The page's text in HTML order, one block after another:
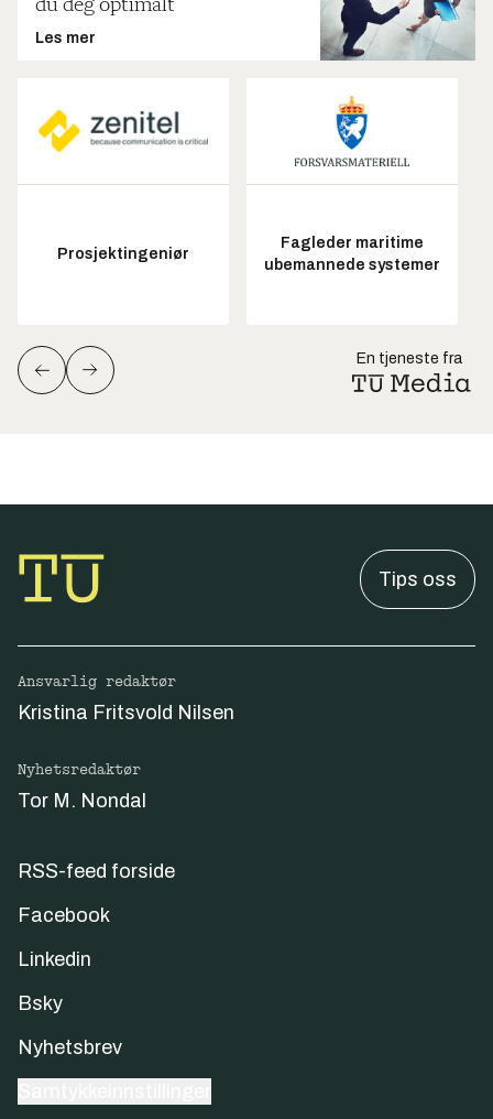
du deg optimalt
Les mer
Prosjektingeniør
Fagleder maritime
ubemannede systemer
En tjeneste fra
Tips oss
Ansvarlig redaktør
Kristina Fritsvold Nilsen
Nyhetsredaktør
Tor M. Nondal
RSS-feed forside
Facebook
Linkedin
Bsky
Nyhetsbrev